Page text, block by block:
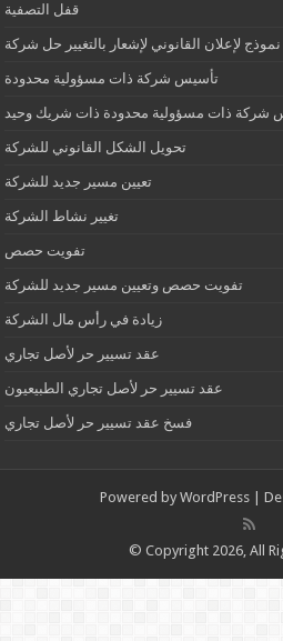
قفل التصفية
نموذج لإعلان القانوني لإشعار بالتغيير حل شركة
تأسيس شركة ذات مسؤولية محدودة
شركة ذات مسؤولية محدودة ذات شريك وحيد
تحويل الشكل القانوني للشركة
تعيين مسير جديد للشركة
تغيير نشاط الشركة
تفويت حصص
تفويت حصص وتعيين مسير جديد للشركة
زيادة في رأس مال الشركة
عقد تسيير حر لأصل تجاري
عقد تسيير حر لأصل تجاري الطبيعيون
فسخ عقد تسيير حر لأصل تجاري
Powered by WordPress |
© Copyright 2026, All